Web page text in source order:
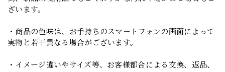
ざいます。
・商品の色味は、お手持ちのスマートフォンの画面によって
実物と若干異なる場合がございます。
・イメージ違いやサイズ等、お客様都合による交換、返品、